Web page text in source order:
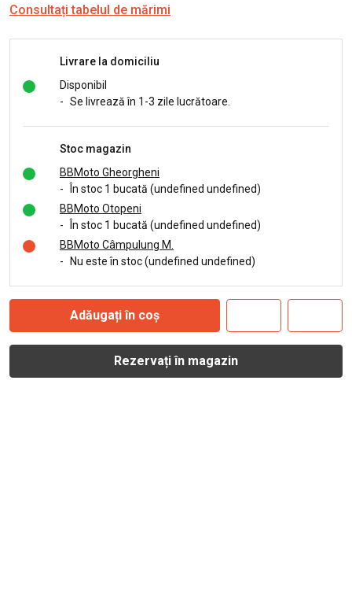
Consultați tabelul de mărimi
Livrare la domiciliu
Disponibil
- Se livrează în 1-3 zile lucrătoare.
Stoc magazin
BBMoto Gheorgheni
-
În stoc 1 bucată (undefined undefined)
BBMoto Otopeni
-
În stoc 1 bucată (undefined undefined)
BBMoto Câmpulung M.
-
Nu este în stoc (undefined undefined)
Adăugați în coș
Rezervați în magazin